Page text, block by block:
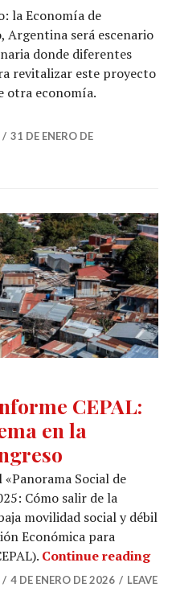
la Economía de
Argentina será escenario
donde diferentes
revitalizar este proyecto
otra economía.
celebra el 35º
31 DE ENERO DE
CEPAL:
en la
Social de
Cómo salir de la
movilidad social y débil
Económica para
Continue reading
4 DE ENERO DE 2026
LEAVE